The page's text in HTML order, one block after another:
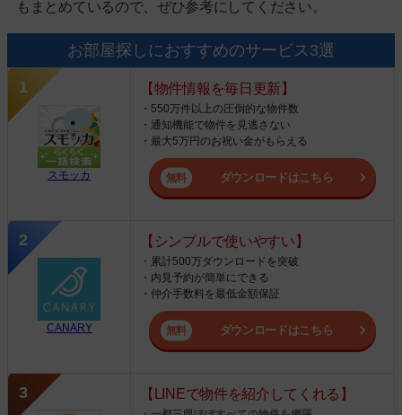
もまとめているので、ぜひ参考にしてください。
お部屋探しにおすすめのサービス3選
スモッカ
【物件情報を毎日更新】
・550万件以上の圧倒的な物件数
・通知機能で物件を見逃さない
・最大5万円のお祝い金がもらえる
ダウンロードはこちら
CANARY
【シンプルで使いやすい】
・累計500万ダウンロードを突破
・内見予約が簡単にできる
・仲介手数料を最低金額保証
ダウンロードはこちら
【LINEで物件を紹介してくれる】